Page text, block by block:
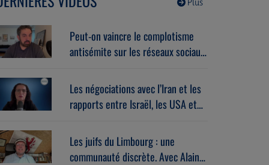
Peut-on vaincre le complotisme
antisémite sur les réseaux sociaux
(06/08/2026)
Les négociations avec l’Iran et les
rapports entre Israël, les USA et
Gérard vespierre (06/08/2026)
Les juifs du Limbourg : une
communauté discrète. Avec Alain